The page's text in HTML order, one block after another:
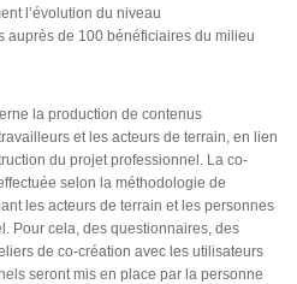
l’évolution du niveau
auprès de 100 bénéficiaires du milieu
la production de contenus
et les acteurs de terrain, en lien
du projet professionnel. La co-
selon la méthodologie de
les acteurs de terrain et les personnes
Pour cela, des questionnaires, des
de co-création avec les utilisateurs
seront mis en place par la personne